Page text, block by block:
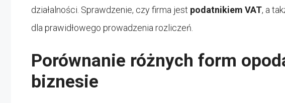
działalności. Sprawdzenie, czy firma jest podatnikiem VAT, a
dla prawidłowego prowadzenia rozliczeń.
Porównanie różnych form
biznesie